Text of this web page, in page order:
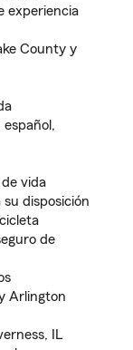
experiencia
County y
vida
disposición
de
Arlington
IL